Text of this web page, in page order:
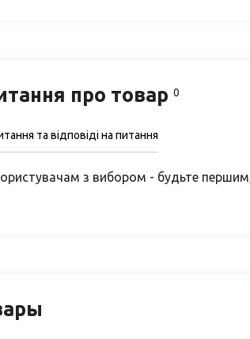
про товар 0
та відповіді на питання
з вибором - будьте